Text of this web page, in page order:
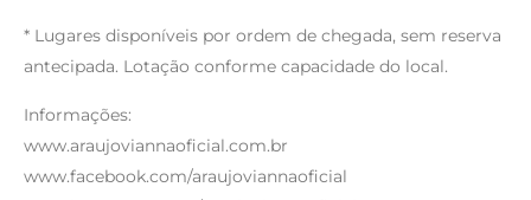
* Lugares disponíveis por ordem de chegada, sem reserva
antecipada. Lotação conforme capacidade do local.
Informações:
www.araujoviannaoficial.com.br
www.facebook.com/araujoviannaoficial